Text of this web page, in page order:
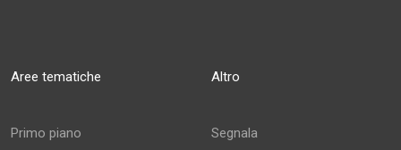
Aree tematiche
Primo piano
Altro
Segnala